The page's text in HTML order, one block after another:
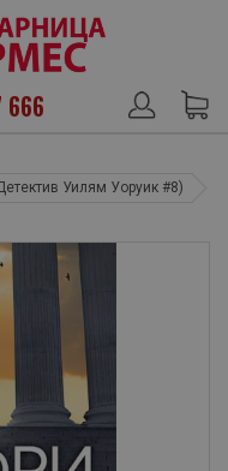
666
Уилям Уоруик #8)